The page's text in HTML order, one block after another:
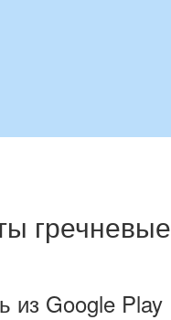
гречневые
из Google Play